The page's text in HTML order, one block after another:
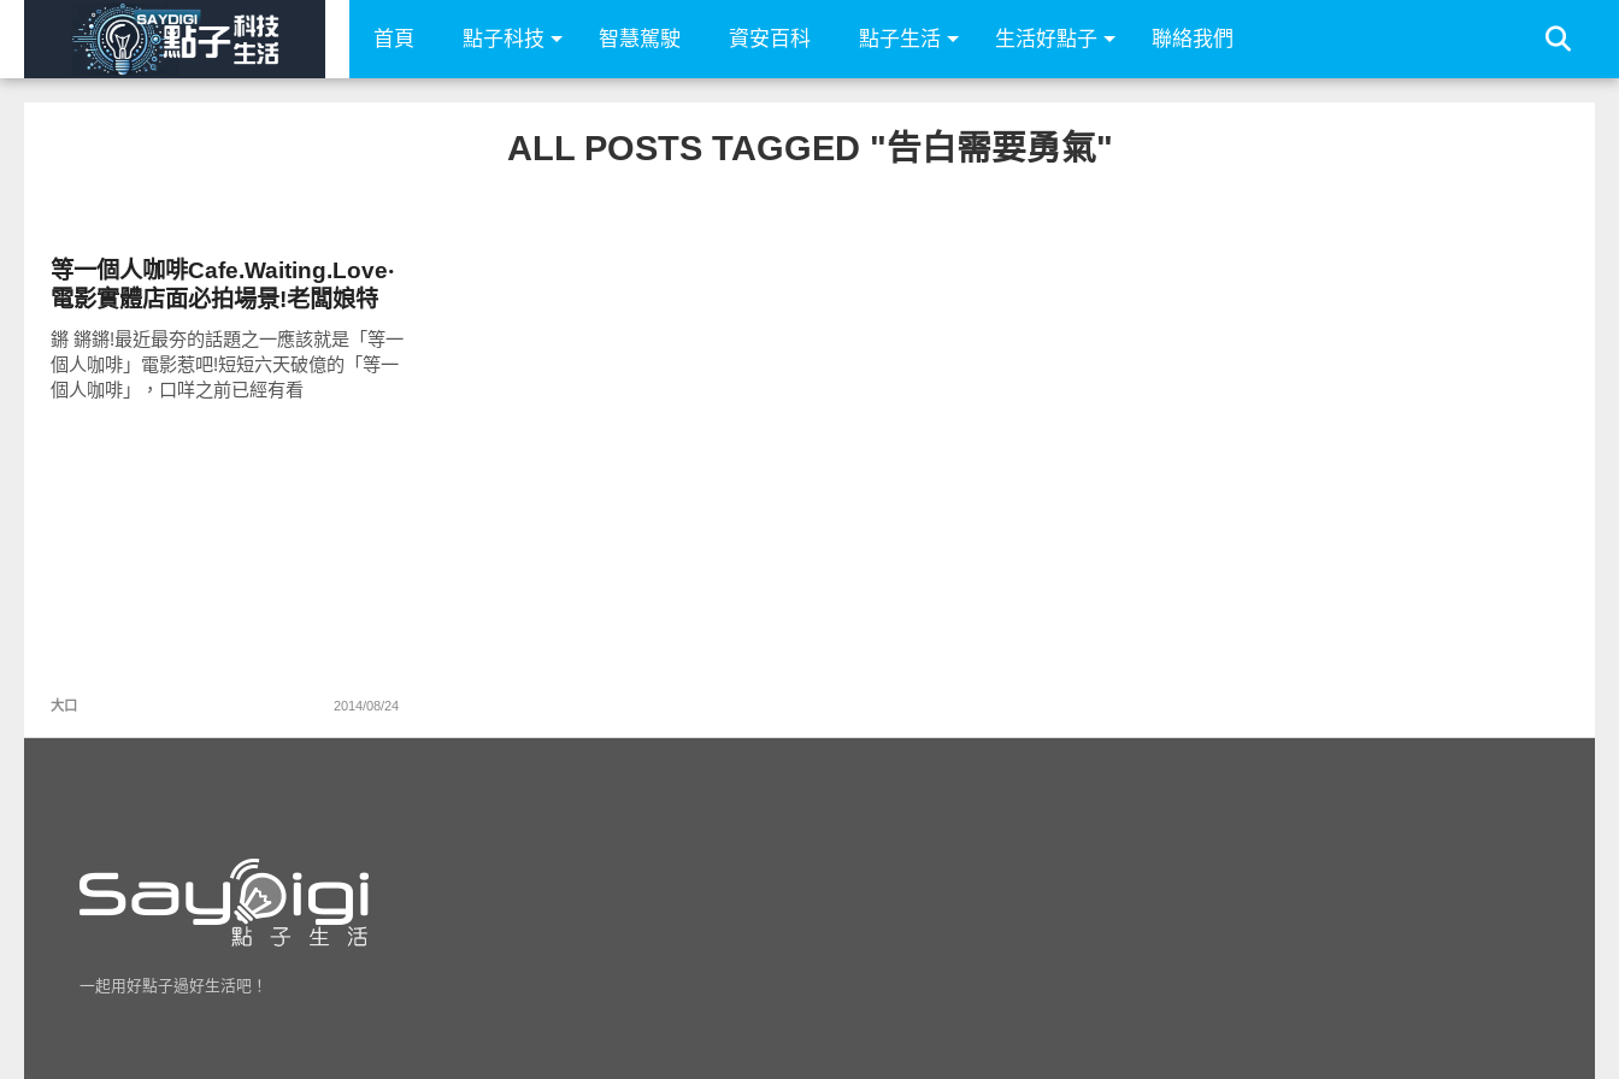
首頁 點子科技 智慧駕駛 資安百科 點子生活 生活好點子 聯絡我們
ALL POSTS TAGGED "告白需要勇氣"
等一個人咖啡Cafe.Waiting.Love‧
電影實體店面必拍場景!老闆娘特
調、告白需要勇氣早午餐!
鏘 鏘鏘!最近最夯的話題之一應該就是「等一
個人咖啡」電影惹吧!短短六天破億的「等一
個人咖啡」，口咩之前已經有看
大口 2014/08/24
一起用好點子過好生活吧！